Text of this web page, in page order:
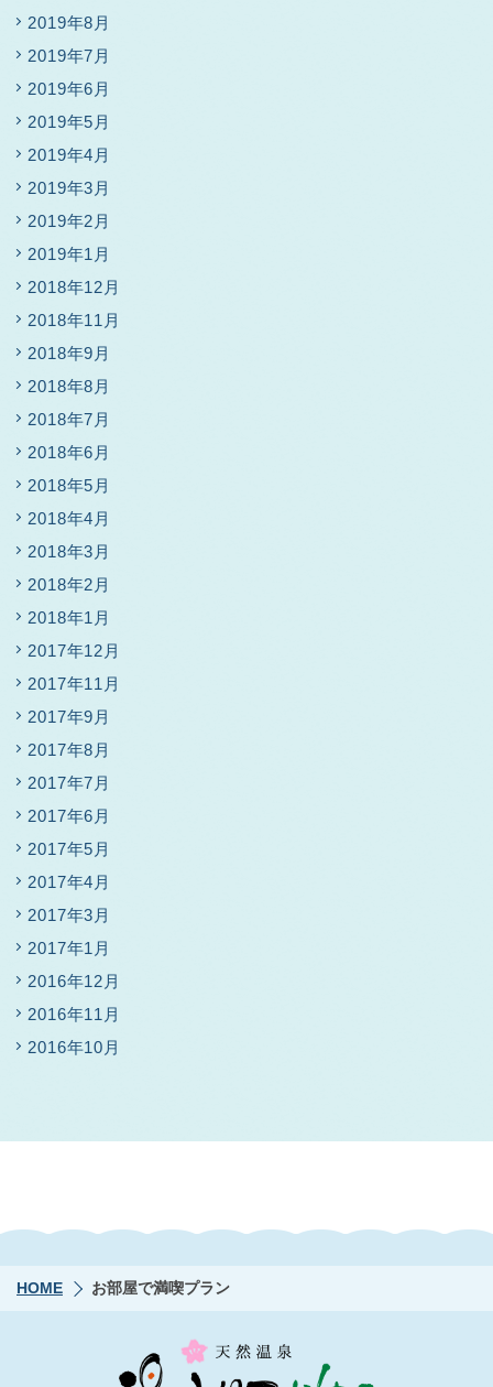
2019年8月
2019年7月
2019年6月
2019年5月
2019年4月
2019年3月
2019年2月
2019年1月
2018年12月
2018年11月
2018年9月
2018年8月
2018年7月
2018年6月
2018年5月
2018年4月
2018年3月
2018年2月
2018年1月
2017年12月
2017年11月
2017年9月
2017年8月
2017年7月
2017年6月
2017年5月
2017年4月
2017年3月
2017年1月
2016年12月
2016年11月
2016年10月
HOME お部屋で満喫プラン